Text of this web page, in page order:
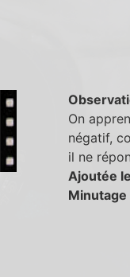
On
négatif,
il ne
Ajoutée